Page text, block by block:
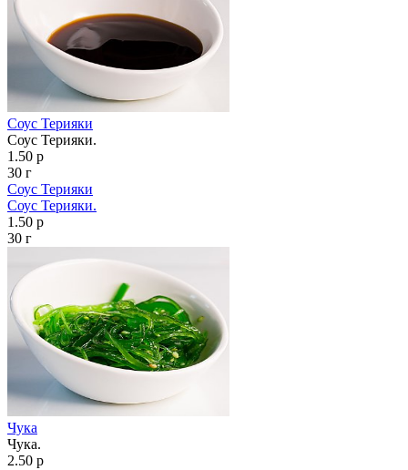
Соус Терияки
Соус Терияки.
1.50 р
30 г
Соус Терияки
Соус Терияки.
1.50 р
30 г
Чука
Чука.
2.50 р